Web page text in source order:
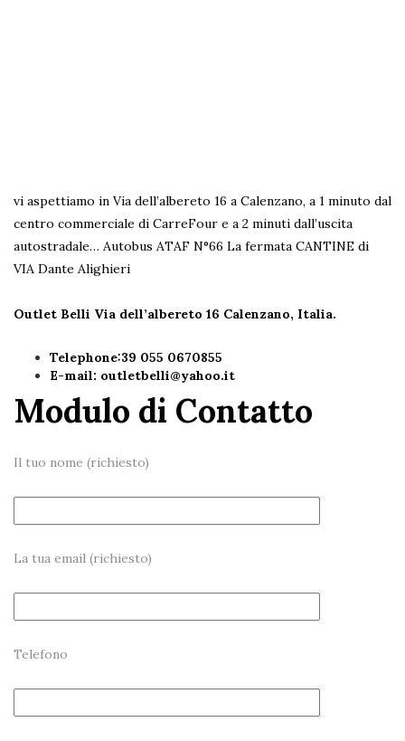
vi aspettiamo in Via dell’albereto 16 a Calenzano, a 1 minuto dal
centro commerciale di CarreFour e a 2 minuti dall’uscita
autostradale… Autobus ATAF N°66 La fermata CANTINE di
VIA Dante Alighieri
Outlet Belli Via dell’albereto 16 Calenzano, Italia.
Telephone:39 055 0670855
E-mail: outletbelli@yahoo.it
Modulo di Contatto
Il tuo nome (richiesto)
La tua email (richiesto)
Telefono